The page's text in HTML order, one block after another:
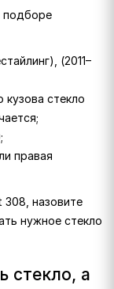
подборе
(2011–
стекло
правая
308, назовите
нужное стекло
стекло, а